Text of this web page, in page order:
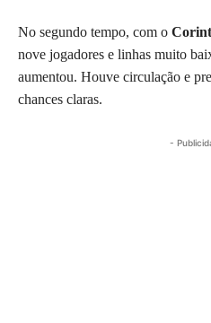
No segundo tempo, com o
nove jogadores e linhas muito
aumentou. Houve circulação e
chances claras.
-